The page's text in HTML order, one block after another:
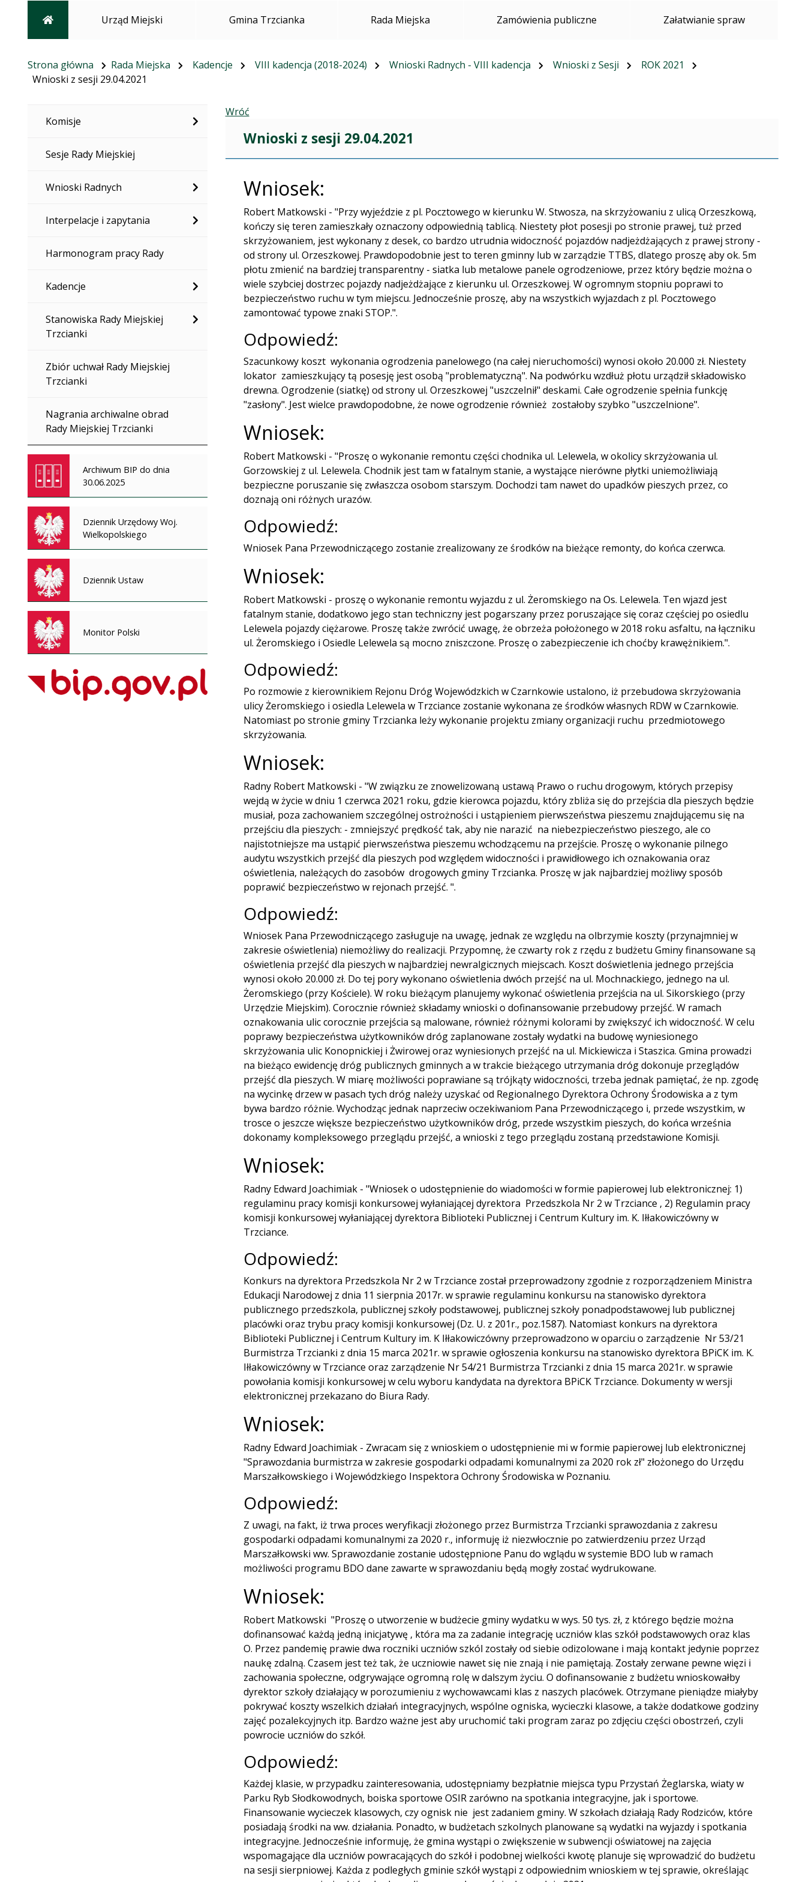
Strona głównaUrząd Miejski Gmina Trzcianka Rada Miejska Zamówienia publiczne Załatwianie spraw
Strona główna Rada Miejska Kadencje VIII kadencja (2018-2024) Wnioski Radnych - VIII kadencja Wnioski z Sesji
ROK 2021
Wnioski z sesji 29.04.2021
Komisje
Sesje Rady Miejskiej
Wnioski Radnych
Interpelacje i zapytania
Harmonogram pracy Rady
Kadencje
Stanowiska Rady Miejskiej
Trzcianki
Zbiór uchwał Rady Miejskiej
Trzcianki
Nagrania archiwalne obrad
Rady Miejskiej Trzcianki
Archiwum BIP do dnia
30.06.2025
Dziennik Urzędowy Woj.
Wielkopolskiego
Dziennik Ustaw
Monitor Polski
Wróć
Wnioski z sesji 29.04.2021
Wniosek:
Robert Matkowski - "Przy wyjeździe z pl. Pocztowego w kierunku W. Stwosza, na skrzyżowaniu z ulicą Orzeszkową,
kończy się teren zamieszkały oznaczony odpowiednią tablicą. Niestety płot posesji po stronie prawej, tuż przed
skrzyżowaniem, jest wykonany z desek, co bardzo utrudnia widoczność pojazdów nadjeżdżających z prawej strony -
od strony ul. Orzeszkowej. Prawdopodobnie jest to teren gminny lub w zarządzie TTBS, dlatego proszę aby ok. 5m
płotu zmienić na bardziej transparentny - siatka lub metalowe panele ogrodzeniowe, przez który będzie można o
wiele szybciej dostrzec pojazdy nadjeżdżające z kierunku ul. Orzeszkowej. W ogromnym stopniu poprawi to
bezpieczeństwo ruchu w tym miejscu. Jednocześnie proszę, aby na wszystkich wyjazdach z pl. Pocztowego
zamontować typowe znaki STOP.".
Odpowiedź:
Szacunkowy koszt wykonania ogrodzenia panelowego (na całej nieruchomości) wynosi około 20.000 zł. Niestety
lokator zamieszkujący tą posesję jest osobą "problematyczną". Na podwórku wzdłuż płotu urządził składowisko
drewna. Ogrodzenie (siatkę) od strony ul. Orzeszkowej "uszczelnił" deskami. Całe ogrodzenie spełnia funkcję
"zasłony". Jest wielce prawdopodobne, że nowe ogrodzenie również zostałoby szybko "uszczelnione".
Wniosek:
Robert Matkowski - "Proszę o wykonanie remontu części chodnika ul. Lelewela, w okolicy skrzyżowania ul.
Gorzowskiej z ul. Lelewela. Chodnik jest tam w fatalnym stanie, a wystające nierówne płytki uniemożliwiają
bezpieczne poruszanie się zwłaszcza osobom starszym. Dochodzi tam nawet do upadków pieszych przez, co
doznają oni różnych urazów.
Odpowiedź:
Wniosek Pana Przewodniczącego zostanie zrealizowany ze środków na bieżące remonty, do końca czerwca.
Wniosek:
Robert Matkowski - proszę o wykonanie remontu wyjazdu z ul. Żeromskiego na Os. Lelewela. Ten wjazd jest
fatalnym stanie, dodatkowo jego stan techniczny jest pogarszany przez poruszające się coraz częściej po osiedlu
Lelewela pojazdy ciężarowe. Proszę także zwrócić uwagę, że obrzeża położonego w 2018 roku asfaltu, na łączniku
ul. Żeromskiego i Osiedle Lelewela są mocno zniszczone. Proszę o zabezpieczenie ich choćby krawężnikiem.".
Odpowiedź:
Po rozmowie z kierownikiem Rejonu Dróg Wojewódzkich w Czarnkowie ustalono, iż przebudowa skrzyżowania
ulicy Żeromskiego i osiedla Lelewela w Trzciance zostanie wykonana ze środków własnych RDW w Czarnkowie.
Natomiast po stronie gminy Trzcianka leży wykonanie projektu zmiany organizacji ruchu przedmiotowego
skrzyżowania.
Wniosek:
Radny Robert Matkowski - "W związku ze znowelizowaną ustawą Prawo o ruchu drogowym, których przepisy
wejdą w życie w dniu 1 czerwca 2021 roku, gdzie kierowca pojazdu, który zbliża się do przejścia dla pieszych będzie
musiał, poza zachowaniem szczególnej ostrożności i ustąpieniem pierwszeństwa pieszemu znajdującemu się na
przejściu dla pieszych: - zmniejszyć prędkość tak, aby nie narazić na niebezpieczeństwo pieszego, ale co
najistotniejsze ma ustąpić pierwszeństwa pieszemu wchodzącemu na przejście. Proszę o wykonanie pilnego
audytu wszystkich przejść dla pieszych pod względem widoczności i prawidłowego ich oznakowania oraz
oświetlenia, należących do zasobów drogowych gminy Trzcianka. Proszę w jak najbardziej możliwy sposób
poprawić bezpieczeństwo w rejonach przejść. ".
Odpowiedź:
Wniosek Pana Przewodniczącego zasługuje na uwagę, jednak ze względu na olbrzymie koszty (przynajmniej w
zakresie oświetlenia) niemożliwy do realizacji. Przypomnę, że czwarty rok z rzędu z budżetu Gminy finansowane są
oświetlenia przejść dla pieszych w najbardziej newralgicznych miejscach. Koszt doświetlenia jednego przejścia
wynosi około 20.000 zł. Do tej pory wykonano oświetlenia dwóch przejść na ul. Mochnackiego, jednego na ul.
Żeromskiego (przy Kościele). W roku bieżącym planujemy wykonać oświetlenia przejścia na ul. Sikorskiego (przy
Urzędzie Miejskim). Corocznie również składamy wnioski o dofinansowanie przebudowy przejść. W ramach
oznakowania ulic corocznie przejścia są malowane, również różnymi kolorami by zwiększyć ich widoczność. W celu
poprawy bezpieczeństwa użytkowników dróg zaplanowane zostały wydatki na budowę wyniesionego
skrzyżowania ulic Konopnickiej i Żwirowej oraz wyniesionych przejść na ul. Mickiewicza i Staszica. Gmina prowadzi
na bieżąco ewidencję dróg publicznych gminnych a w trakcie bieżącego utrzymania dróg dokonuje przeglądów
przejść dla pieszych. W miarę możliwości poprawiane są trójkąty widoczności, trzeba jednak pamiętać, że np. zgodę
na wycinkę drzew w pasach tych dróg należy uzyskać od Regionalnego Dyrektora Ochrony Środowiska a z tym
bywa bardzo różnie. Wychodząc jednak naprzeciw oczekiwaniom Pana Przewodniczącego i, przede wszystkim, w
trosce o jeszcze większe bezpieczeństwo użytkowników dróg, przede wszystkim pieszych, do końca września
dokonamy kompleksowego przeglądu przejść, a wnioski z tego przeglądu zostaną przedstawione Komisji.
Wniosek:
Radny Edward Joachimiak - "Wniosek o udostępnienie do wiadomości w formie papierowej lub elektronicznej: 1)
regulaminu pracy komisji konkursowej wyłaniającej dyrektora Przedszkola Nr 2 w Trzciance , 2) Regulamin pracy
komisji konkursowej wyłaniającej dyrektora Biblioteki Publicznej i Centrum Kultury im. K. Iłłakowiczówny w
Trzciance.
Odpowiedź:
Konkurs na dyrektora Przedszkola Nr 2 w Trzciance został przeprowadzony zgodnie z rozporządzeniem Ministra
Edukacji Narodowej z dnia 11 sierpnia 2017r. w sprawie regulaminu konkursu na stanowisko dyrektora
publicznego przedszkola, publicznej szkoły podstawowej, publicznej szkoły ponadpodstawowej lub publicznej
placówki oraz trybu pracy komisji konkursowej (Dz. U. z 201r., poz.1587). Natomiast konkurs na dyrektora
Biblioteki Publicznej i Centrum Kultury im. K Iłłakowiczówny przeprowadzono w oparciu o zarządzenie Nr 53/21
Burmistrza Trzcianki z dnia 15 marca 2021r. w sprawie ogłoszenia konkursu na stanowisko dyrektora BPiCK im. K.
Iłłakowiczówny w Trzciance oraz zarządzenie Nr 54/21 Burmistrza Trzcianki z dnia 15 marca 2021r. w sprawie
powołania komisji konkursowej w celu wyboru kandydata na dyrektora BPiCK Trzciance. Dokumenty w wersji
elektronicznej przekazano do Biura Rady.
Wniosek:
Radny Edward Joachimiak - Zwracam się z wnioskiem o udostępnienie mi w formie papierowej lub elektronicznej
"Sprawozdania burmistrza w zakresie gospodarki odpadami komunalnymi za 2020 rok zł" złożonego do Urzędu
Marszałkowskiego i Wojewódzkiego Inspektora Ochrony Środowiska w Poznaniu.
Odpowiedź:
Z uwagi, na fakt, iż trwa proces weryfikacji złożonego przez Burmistrza Trzcianki sprawozdania z zakresu
gospodarki odpadami komunalnymi za 2020 r., informuję iż niezwłocznie po zatwierdzeniu przez Urząd
Marszałkowski ww. Sprawozdanie zostanie udostępnione Panu do wglądu w systemie BDO lub w ramach
możliwości programu BDO dane zawarte w sprawozdaniu będą mogły zostać wydrukowane.
Wniosek:
Robert Matkowski "Proszę o utworzenie w budżecie gminy wydatku w wys. 50 tys. zł, z którego będzie można
dofinansować każdą jedną inicjatywę , która ma za zadanie integrację uczniów klas szkół podstawowych oraz klas
O. Przez pandemię prawie dwa roczniki uczniów szkól zostały od siebie odizolowane i mają kontakt jedynie poprzez
naukę zdalną. Czasem jest też tak, że uczniowie nawet się nie znają i nie pamiętają. Zostały zerwane pewne więzi i
zachowania społeczne, odgrywające ogromną rolę w dalszym życiu. O dofinansowanie z budżetu wnioskowałby
dyrektor szkoły działający w porozumieniu z wychowawcami klas z naszych placówek. Otrzymane pieniądze miałyby
pokrywać koszty wszelkich działań integracyjnych, wspólne ogniska, wycieczki klasowe, a także dodatkowe godziny
zajęć pozalekcyjnych itp. Bardzo ważne jest aby uruchomić taki program zaraz po zdjęciu części obostrzeń, czyli
powrocie uczniów do szkół.
Odpowiedź:
Każdej klasie, w przypadku zainteresowania, udostępniamy bezpłatnie miejsca typu Przystań Żeglarska, wiaty w
Parku Ryb Słodkowodnych, boiska sportowe OSIR zarówno na spotkania integracyjne, jak i sportowe.
Finansowanie wycieczek klasowych, czy ognisk nie jest zadaniem gminy. W szkołach działają Rady Rodziców, które
posiadają środki na ww. działania. Ponadto, w budżetach szkolnych planowane są wydatki na wyjazdy i spotkania
integracyjne. Jednocześnie informuję, że gmina wystąpi o zwiększenie w subwencji oświatowej na zajęcia
wspomagające dla uczniów powracających do szkół i podobnej wielkości kwotę planuje się wprowadzić do budżetu
na sesji sierpniowej. Każda z podległych gminie szkół wystąpi z odpowiednim wnioskiem w tej sprawie, określając